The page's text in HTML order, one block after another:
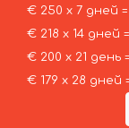
€ 250 х 7 дней
€ 218 х 14 дней
€ 200 х 21 день
€ 179 х 28 дней